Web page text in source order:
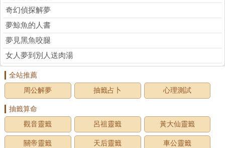
奇幻偵探解夢
夢鯨魚的人書
夢見黑魚咬腿
女人夢到別人送肉湯
全站推薦
周公解夢
抽籤占卜 心理測試
抽籤算命
觀音靈籤
呂祖靈籤 黃大仙靈籤
關帝靈籤 天后靈籤 車公靈籤